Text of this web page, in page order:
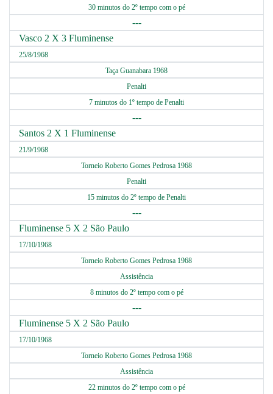
30 minutos do 2º tempo com o pé
---
Vasco 2 X 3 Fluminense
25/8/1968
Taça Guanabara 1968
Penalti
7 minutos do 1º tempo de Penalti
---
Santos 2 X 1 Fluminense
21/9/1968
Torneio Roberto Gomes Pedrosa 1968
Penalti
15 minutos do 2º tempo de Penalti
---
Fluminense 5 X 2 São Paulo
17/10/1968
Torneio Roberto Gomes Pedrosa 1968
Assistência
8 minutos do 2º tempo com o pé
---
Fluminense 5 X 2 São Paulo
17/10/1968
Torneio Roberto Gomes Pedrosa 1968
Assistência
22 minutos do 2º tempo com o pé